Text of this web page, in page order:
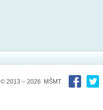
© 2013 – 2026 MŠMT